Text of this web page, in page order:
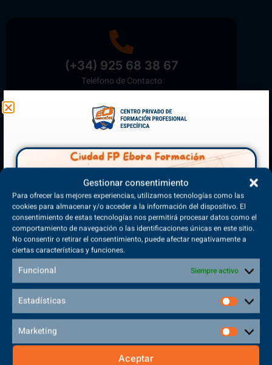
Gestionar consentimiento
Para ofrecer las mejores experiencias, utilizamos tecnologías como las
cookies para almacenar y/o acceder a la información del dispositivo. El
consentimiento de estas tecnologías nos permitirá procesar datos como el
comportamiento de navegación o las identificaciones únicas en este sitio.
No consentir o retirar el consentimiento, puede afectar negativamente a
ciertas características y funciones.
Funcional Siempre activo
Estadísticas
Marketing
Aceptar
(+34) 925 68 38 67
Teléfono de Contacto
Matriculación Abierta
Sede Principal
Polígono Sector VI, 45683, Cazalegas - Toledo
CENTRO DE FORMACIÓN
PROFESIONAL